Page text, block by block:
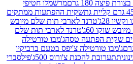
מרשמלו חטיפי
שקית ההפתעות ממתקים
לארבי תות שלם מיובש
טרנד לארבי תות שלם
טסהג'מבו טורטילה
צ'יפס בטעם ברביקיו
צ'ורוס 500ג'
פילסברי